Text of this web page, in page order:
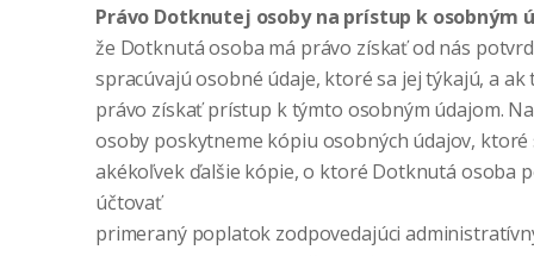
Právo Dotknutej osoby na prístup k osobným
že Dotknutá osoba má právo získať od nás
spracúvajú osobné údaje, ktoré sa jej týkajú, a ak
právo získať prístup k týmto osobným údajom.
osoby poskytneme kópiu osobných údajov, ktoré
akékoľvek ďalšie kópie, o ktoré Dotknutá osoba
účtovať
primeraný poplatok zodpovedajúci